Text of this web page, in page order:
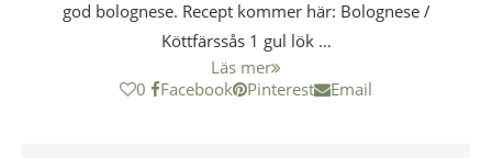
god bolognese. Recept kommer här: Bolognese /
Köttfärssås 1 gul lök …
Läs mer
0
Facebook Pinterest Email